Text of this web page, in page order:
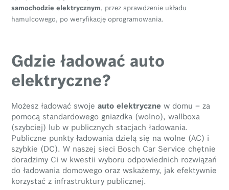
samochodzie elektrycznym, przez sprawdzenie układu
hamulcowego, po weryfikację oprogramowania.
Gdzie ładować auto
elektryczne?
Możesz ładować swoje auto elektryczne w domu – za
pomocą standardowego gniazdka (wolno), wallboxa
(szybciej) lub w publicznych stacjach ładowania.
Publiczne punkty ładowania dzielą się na wolne (AC) i
szybkie (DC). W naszej sieci Bosch Car Service chętnie
doradzimy Ci w kwestii wyboru odpowiednich rozwiązań
do ładowania domowego oraz wskażemy, jak efektywnie
korzystać z infrastruktury publicznej.